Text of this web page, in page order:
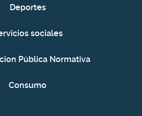
Deportes
sociales
Pública Normativa
Consumo